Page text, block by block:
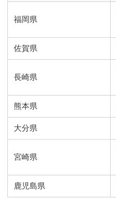
福岡県
佐賀県
長崎県
熊本県
大分県
宮崎県
鹿児島県